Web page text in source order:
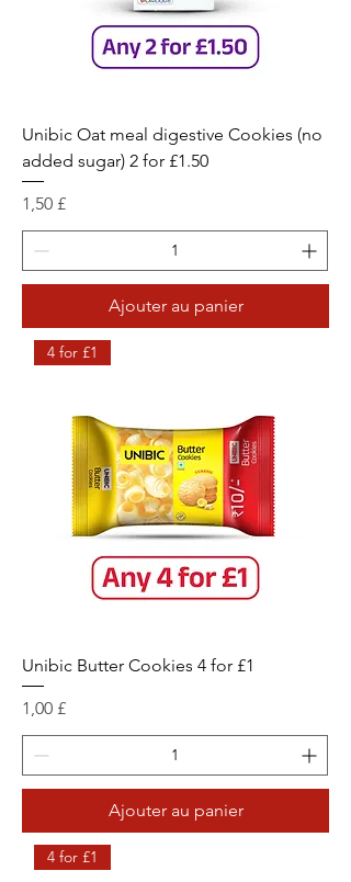
Unibic Oat meal digestive Cookies (no
added sugar) 2 for £1.50
Prix
1,50 £
Ajouter au panier
4 for £1
Unibic Butter Cookies 4 for £1
Prix
1,00 £
Ajouter au panier
4 for £1